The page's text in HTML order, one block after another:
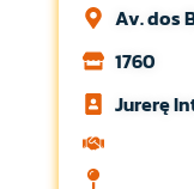
Av. dos
1760
Jurerę